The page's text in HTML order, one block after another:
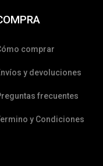
comprar
y devoluciones
frecuentes
y Condiciones